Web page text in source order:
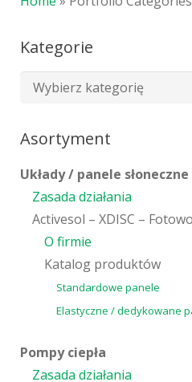
Kategorie
Asortyment
Układy / panele słoneczne
Zasada działania
Activesol – XDISC –
O firmie
Katalog produktów
Standardowe panele
Elastyczne / dedykowane
Pompy ciepła
Zasada działania